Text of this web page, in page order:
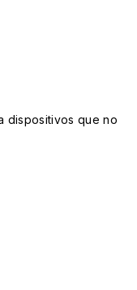
dispositivos que no